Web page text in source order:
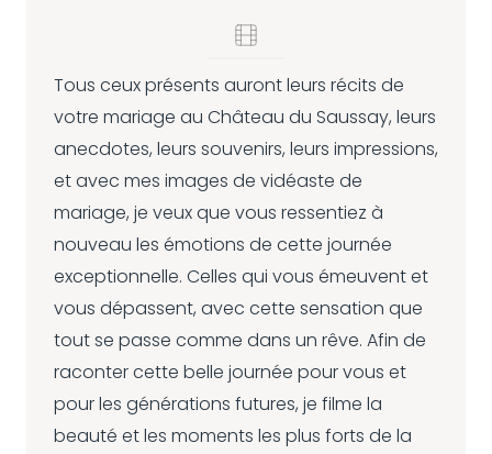
Tous ceux présents auront leurs récits de
votre mariage au Château du Saussay, leurs
anecdotes, leurs souvenirs, leurs impressions,
et avec mes images de vidéaste de
mariage, je veux que vous ressentiez à
nouveau les émotions de cette journée
exceptionnelle. Celles qui vous émeuvent et
vous dépassent, avec cette sensation que
tout se passe comme dans un rêve. Afin de
raconter cette belle journée pour vous et
pour les générations futures, je filme la
beauté et les moments les plus forts de la